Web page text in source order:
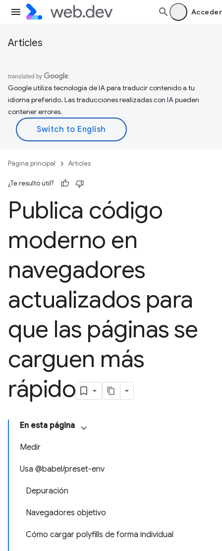
Acceder
Articles
Google utiliza tecnología de IA para traducir contenido a tu
idioma preferido. Las traducciones realizadas con IA pueden
contener errores.
Página principal Articles
¿Te resultó útil?
Publica código
moderno en
navegadores
actualizados para
que las páginas se
carguen más
rápido
En esta página
Medir
Usa @babel/preset-env
Depuración
Navegadores objetivo
Cómo cargar polyfills de forma individual